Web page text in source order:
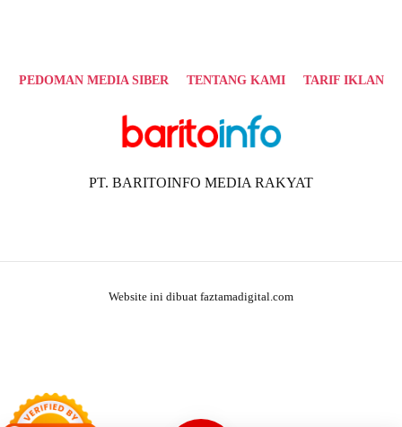
PEDOMAN MEDIA SIBER TENTANG KAMI TARIF IKLAN
PT. BARITOINFO MEDIA RAKYAT
Website ini dibuat faztamadigital.com